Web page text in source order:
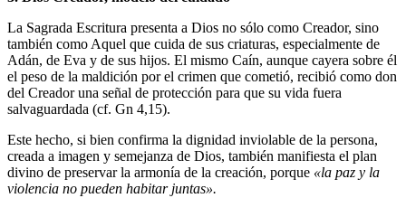
La Sagrada Escritura presenta a Dios no sólo como Creador, sino
también como Aquel que cuida de sus criaturas, especialmente de
Adán, de Eva y de sus hijos. El mismo Caín, aunque cayera sobre él
el peso de la maldición por el crimen que cometió, recibió como don
del Creador una señal de protección para que su vida fuera
salvaguardada (cf. Gn 4,15).
Este hecho, si bien confirma la dignidad inviolable de la persona,
creada a imagen y semejanza de Dios, también manifiesta el plan
divino de preservar la armonía de la creación, porque «la paz y la
violencia no pueden habitar juntas».